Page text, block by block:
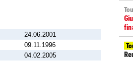
24.06.2001
09.11.1996
04.02.2005